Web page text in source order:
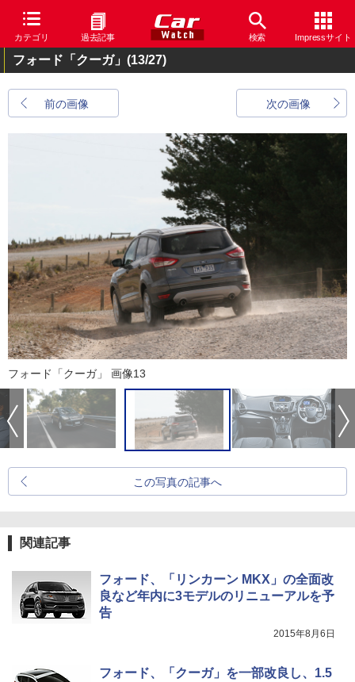
カテゴリ 過去記事 検索 Impressサイト
フォード「クーガ」 (13/27)
前の画像 次の画像
フォード「クーガ」 画像13
この写真の記事へ
関連記事
フォード、「リンカーン MKX」の全面改
良など年内に3モデルのリニューアルを予
告
2015年8月6日
フォード、「クーガ」を一部改良し、1.5